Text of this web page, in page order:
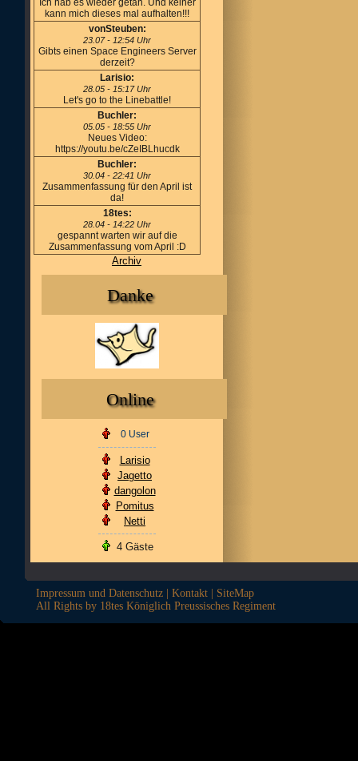
Ich hab es wieder getan. Und keiner
kann mich dieses mal aufhalten!!!
vonSteuben:
23.07 - 12:54 Uhr
Gibts einen Space Engineers Server
derzeit?
Larisio:
28.05 - 15:17 Uhr
Let's go to the Linebattle!
Buchler:
05.05 - 18:55 Uhr
Neues Video:
https://youtu.be/cZeIBLhucdk
Buchler:
30.04 - 22:41 Uhr
Zusammenfassung für den April ist
da!
18tes:
28.04 - 14:22 Uhr
gespannt warten wir auf die
Zusammenfassung vom April :D
Archiv
Danke
Online
0 User
Larisio
Jagetto
dangolon
Pomitus
Netti
4 Gäste
Impressum und Datenschutz Kontakt
SiteMap
All Rights by 18tes Königlich Preussisches Regiment